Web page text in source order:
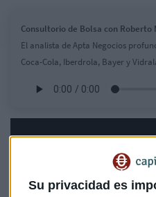
Su privacidad es
Consultorio de Bolsa con Roberto
El analista de Apta Negocios
Coca-Cola, Iberdrola, Bayer y